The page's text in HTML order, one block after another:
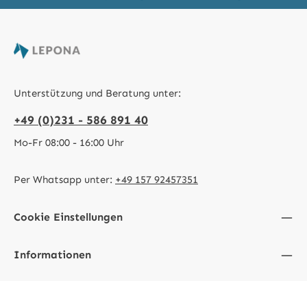
Unterstützung und Beratung unter:
+49 (0)231 - 586 891 40
Mo-Fr 08:00 - 16:00 Uhr
Per Whatsapp unter: +49 157 92457351
Cookie Einstellungen
Informationen